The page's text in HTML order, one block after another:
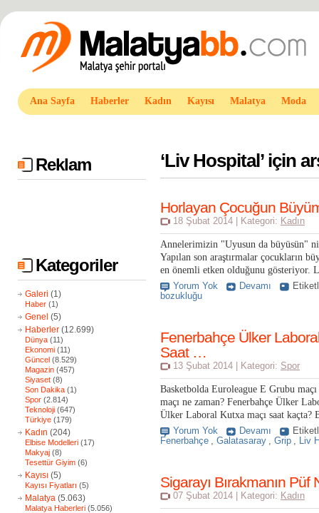
Ana Sayfa Haberler Kadın Kayısı Malatya Moda
Reklam
Kategoriler
Galeri (1)
Haber (1)
Genel (5)
Haberler (12.699)
Dünya (11)
Ekonomi (11)
Güncel (8.529)
Magazin (457)
Siyaset (8)
Son Dakika (1)
Spor (2.814)
Teknoloji (647)
Türkiye (179)
Kadın (204)
Elbise Modelleri (17)
Makyaj (8)
Tesettür Giyim (6)
Kayısı (5)
Kayısı Fiyatları (5)
Malatya (5.063)
Malatya Haberleri (5.056)
‘Liv Hospital’ için
Horlayan Çocuğun
18 Şubat 2014 | Kategori: Kadın
Annelerimizin "Uyusun da büyüsün"
Yapılan son araştırmalar çocukların
en önemli etken olduğunu gösteriyor.
Yorum Yok Devamı
bozukluğu
Fenerbahçe Ülker
Saat …
13 Şubat 2014 | Kategori: Spor
Basketbolda Euroleague E Grubu
maçı ne zaman? Fenerbahçe Ülker
Ülker Laboral Kutxa maçı saat kaçta?
Yorum Yok Devamı
Fenerbahçe , Galatasaray , Grip , Liv
Sigarayı Bırakmanın Püf
07 Şubat 2014 | Kategori: Kadın